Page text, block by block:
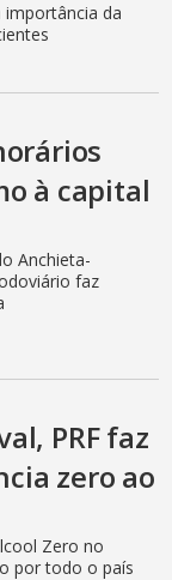
importância da
à capital
Anchieta-
faz
PRF faz
zero ao
Zero no
por todo o país